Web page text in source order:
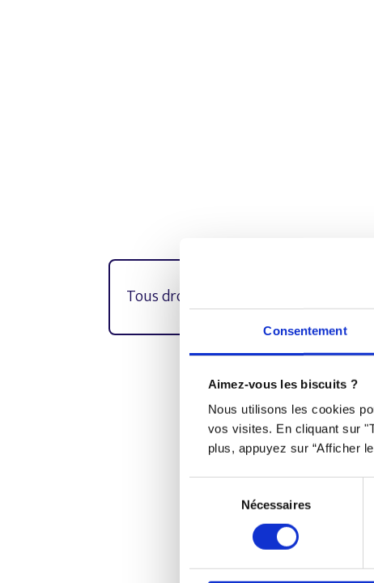
Consentement
Aimez-vous les biscuits ?
Nous utilisons les cookies
vos visites. En cliquant sur
plus, appuyez sur “Afficher
consentement
Nécessaires
Tous droits réservés © Djob
Djob est une plateforme